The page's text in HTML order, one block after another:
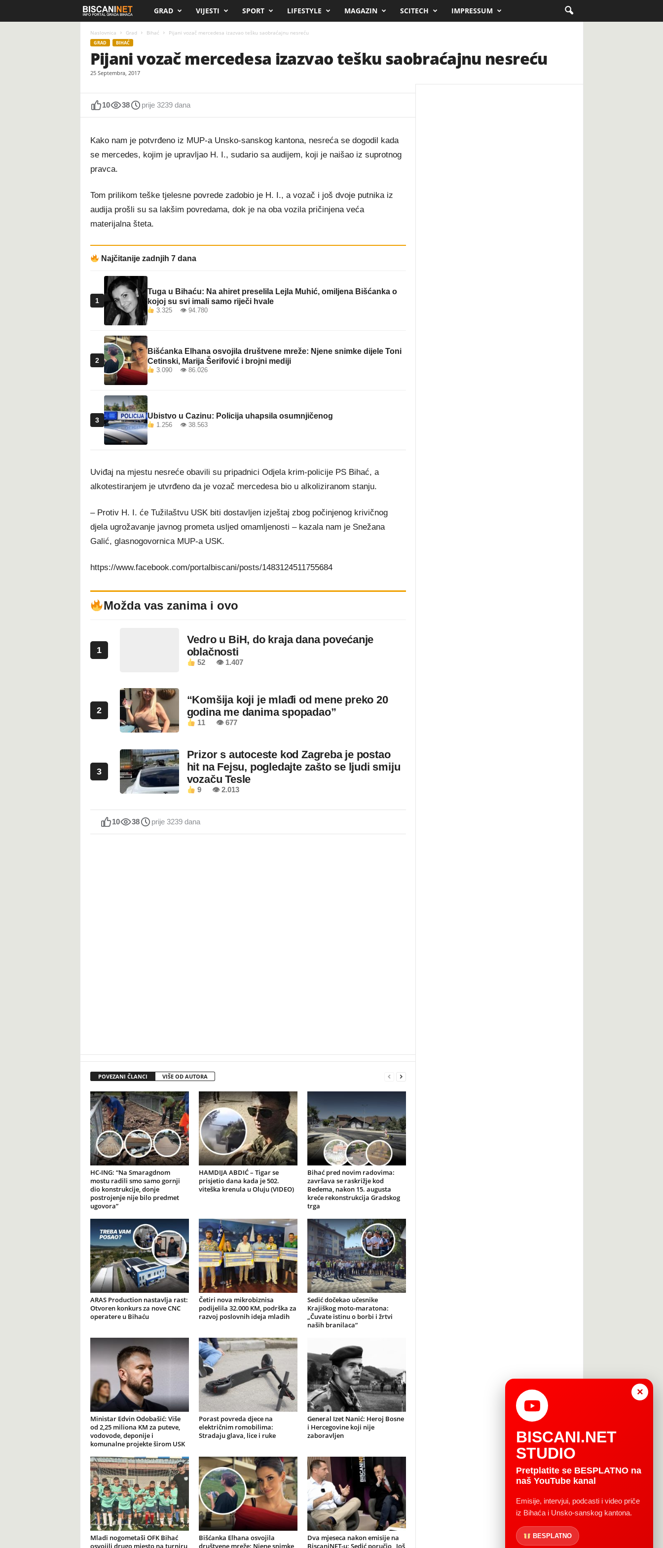
i
n
i
t
GRAD VIJESTI SPORT LIFESTYLE MAGAZIN SCITECH IMPRESSUM
Naslovnica Grad Bihać Pijani vozač mercedesa izazvao tešku saobraćajnu nesreću
GRAD BIHAĆ
Pijani vozač mercedesa izazvao tešku saobraćajnu nesreću
25 Septembra, 2017
10 38 prije 3239 dana
Kako nam je potvrđeno iz MUP-a Unsko-sanskog kantona, nesreća se dogodil kada
se mercedes, kojim je upravljao H. I., sudario sa audijem, koji je naišao iz suprotnog
pravca.
Tom prilikom teške tjelesne povrede zadobio je H. I., a vozač i još dvoje putnika iz
audija prošli su sa lakšim povredama, dok je na oba vozila pričinjena veća
materijalna šteta.
Najčitanije zadnjih 7 dana
1
Tuga u Bihaću: Na ahiret preselila Lejla Muhić, omiljena Bišćanka o
kojoj su svi imali samo riječi hvale
3.325 👁 94.780
2
Bišćanka Elhana osvojila društvene mreže: Njene snimke dijele Toni
Cetinski, Marija Šerifović i brojni mediji
3.090 👁 86.026
3 Ubistvo u Cazinu: Policija uhapsila osumnjičenog
1.256 👁 38.563
Uviđaj na mjestu nesreće obavili su pripadnici Odjela krim-policije PS Bihać, a
alkotestiranjem je utvrđeno da je vozač mercedesa bio u alkoliziranom stanju.
– Protiv H. I. će Tužilaštvu USK biti dostavljen izještaj zbog počinjenog krivičnog
djela ugrožavanje javnog prometa usljed omamljenosti – kazala nam je Snežana
Galić, glasnogovornica MUP-a USK.
https://www.facebook.com/portalbiscani/posts/1483124511755684
Možda vas zanima i ovo
1
Vedro u BiH, do kraja dana povećanje
oblačnosti
52 👁 1.407
2
“Komšija koji je mlađi od mene preko 20
godina me danima spopadao”
11 👁 677
3
Prizor s autoceste kod Zagreba je postao
hit na Fejsu, pogledajte zašto se ljudi smiju
vozaču Tesle
9 👁 2.013
10 38 prije 3239 dana
POVEZANI ČLANCI VIŠE OD AUTORA
HC-ING: “Na Smaragdnom
mostu radili smo samo gornji
dio konstrukcije, donje
postrojenje nije bilo predmet
ugovora”
HAMDIJA ABDIĆ – Tigar se
prisjetio dana kada je 502.
viteška krenula u Oluju (VIDEO)
Bihać pred novim radovima:
završava se raskrižje kod
Bedema, nakon 15. augusta
kreće rekonstrukcija Gradskog
trga
ARAS Production nastavlja rast:
Otvoren konkurs za nove CNC
operatere u Bihaću
Četiri nova mikrobiznisa
podijelila 32.000 KM, podrška za
razvoj poslovnih ideja mladih
Sedić dočekao učesnike
Krajiškog moto-maratona:
„Čuvate istinu o borbi i žrtvi
naših branilaca“
Ministar Edvin Odobašić: Više
od 2,25 miliona KM za puteve,
vodovode, deponije i
komunalne projekte širom USK
Porast povreda djece na
električnim romobilima:
Stradaju glava, lice i ruke
General Izet Nanić: Heroj Bosne
i Hercegovine koji nije
zaboravljen
Mladi nogometaši OFK Bihać
osvojili drugo mjesto na turniru
Bišćanka Elhana osvojila
društvene mreže: Njene snimke
Dva mjeseca nakon emisije na
BiscaniNET-u: Sedić poručio „Još
×
BISCANI.NET
STUDIO
Pretplatite se BESPLATNO na
naš YouTube kanal
Emisije, intervjui, podcasti i video priče
iz Bihaća i Unsko-sanskog kantona.
BESPLATNO